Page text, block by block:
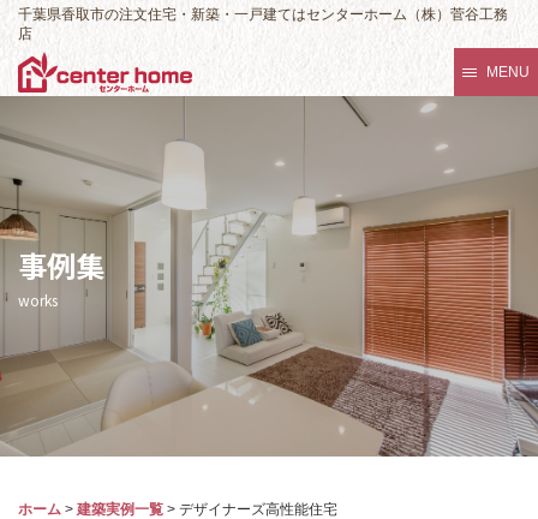
千葉県香取市の注文住宅・新築・一戸建てはセンターホーム（株）菅谷工務
店
MENU
事例集
works
ホーム > 建築実例一覧 > デザイナーズ高性能住宅